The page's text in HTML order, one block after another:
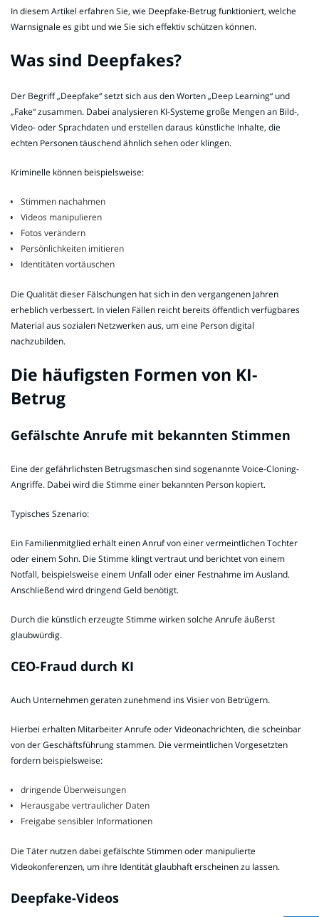
In diesem Artikel erfahren Sie, wie Deepfake-Betrug funktioniert, welche
Warnsignale es gibt und wie Sie sich effektiv schützen können.
Was sind Deepfakes?
Der Begriff „Deepfake“ setzt sich aus den Worten „Deep Learning“ und
„Fake“ zusammen. Dabei analysieren KI-Systeme große Mengen an Bild-,
Video- oder Sprachdaten und erstellen daraus künstliche Inhalte, die
echten Personen täuschend ähnlich sehen oder klingen.
Kriminelle können beispielsweise:
Stimmen nachahmen
Videos manipulieren
Fotos verändern
Persönlichkeiten imitieren
Identitäten vortäuschen
Die Qualität dieser Fälschungen hat sich in den vergangenen Jahren
erheblich verbessert. In vielen Fällen reicht bereits öffentlich verfügbares
Material aus sozialen Netzwerken aus, um eine Person digital
nachzubilden.
Die häufigsten Formen von KI-
Betrug
Gefälschte Anrufe mit bekannten Stimmen
Eine der gefährlichsten Betrugsmaschen sind sogenannte Voice-Cloning-
Angriffe. Dabei wird die Stimme einer bekannten Person kopiert.
Typisches Szenario:
Ein Familienmitglied erhält einen Anruf von einer vermeintlichen Tochter
oder einem Sohn. Die Stimme klingt vertraut und berichtet von einem
Notfall, beispielsweise einem Unfall oder einer Festnahme im Ausland.
Anschließend wird dringend Geld benötigt.
Durch die künstlich erzeugte Stimme wirken solche Anrufe äußerst
glaubwürdig.
CEO-Fraud durch KI
Auch Unternehmen geraten zunehmend ins Visier von Betrügern.
Hierbei erhalten Mitarbeiter Anrufe oder Videonachrichten, die scheinbar
von der Geschäftsführung stammen. Die vermeintlichen Vorgesetzten
fordern beispielsweise:
dringende Überweisungen
Herausgabe vertraulicher Daten
Freigabe sensibler Informationen
Die Täter nutzen dabei gefälschte Stimmen oder manipulierte
Videokonferenzen, um ihre Identität glaubhaft erscheinen zu lassen.
Deepfake-Videos